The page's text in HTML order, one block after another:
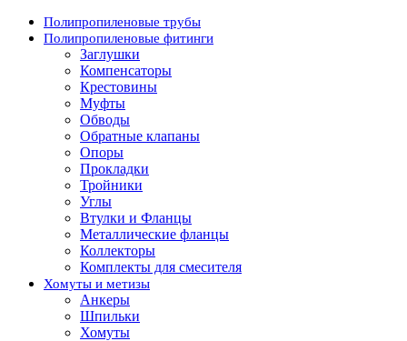
Полипропиленовые трубы
Полипропиленовые фитинги
Заглушки
Компенсаторы
Крестовины
Муфты
Обводы
Обратные клапаны
Опоры
Прокладки
Тройники
Углы
Втулки и Фланцы
Металлические фланцы
Коллекторы
Комплекты для смесителя
Хомуты и метизы
Анкеры
Шпильки
Хомуты